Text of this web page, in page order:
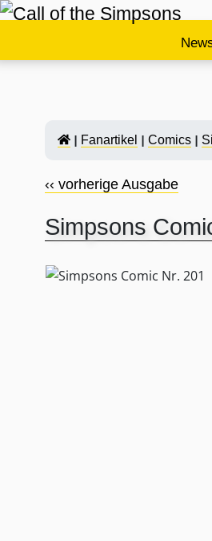
Fanartikel Comics
‹‹ vorherige Ausgabe
Simpsons